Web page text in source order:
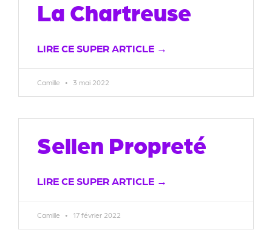
La Chartreuse
LIRE CE SUPER ARTICLE →
Camille 3 mai 2022
Sellen Propreté
LIRE CE SUPER ARTICLE →
Camille 17 février 2022